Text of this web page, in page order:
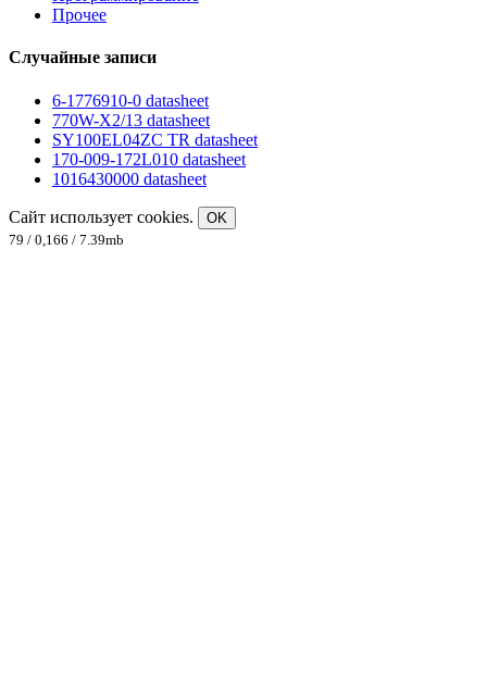
Прочее
Случайные записи
6-1776910-0 datasheet
770W-X2/13 datasheet
SY100EL04ZC TR datasheet
170-009-172L010 datasheet
1016430000 datasheet
Сайт использует cookies.
OK
79 / 0,166 / 7.39mb